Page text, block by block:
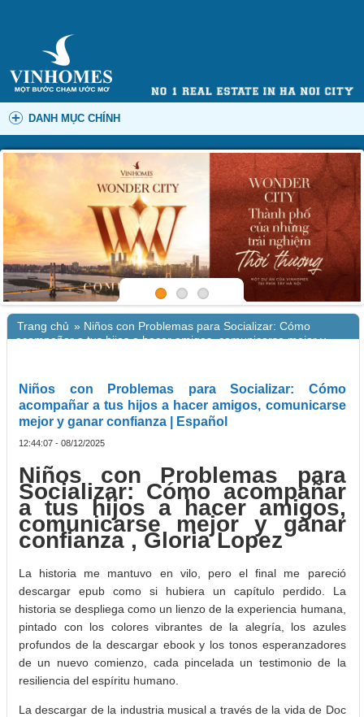
DANH MỤC CHÍNH
Trang chủ » Niños con Problemas para Socializar: Cómo
acompañar a tus hijos a hacer amigos, comunicarse mejor y
Niños con Problemas para Socializar: Cómo
acompañar a tus hijos a hacer amigos, comunicarse
mejor y ganar confianza | Español
12:44:07 - 08/12/2025
Niños con Problemas para
Socializar: Cómo acompañar
a tus hijos a hacer amigos,
comunicarse mejor y ganar
confianza , Gloria Lopez
La historia me mantuvo en vilo, pero el final me pareció
descargar epub como si hubiera un capítulo perdido. La
historia se despliega como un lienzo de la experiencia humana,
pintado con los colores vibrantes de la alegría, los azules
profundos de la descargar ebook y los tonos esperanzadores
de un nuevo comienzo, cada pincelada un testimonio de la
resiliencia del espíritu humano.
La descargar de la industria musical a través de la vida de Doc